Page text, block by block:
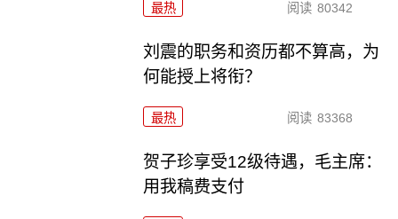
最热 阅读 80342
刘震的职务和资历都不算高，为
何能授上将衔？
最热 阅读 83368
贺子珍享受12级待遇，毛主席：
用我稿费支付